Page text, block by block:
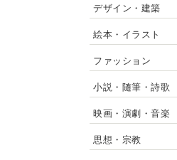
デザイン・建築
絵本・イラスト
ファッション
小説・随筆・詩歌
映画・演劇・音楽
思想・宗教